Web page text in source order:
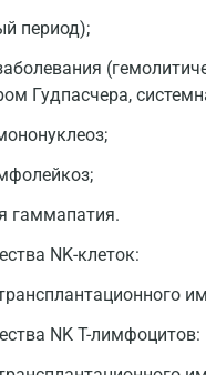
период);
Гудпасчера,
гаммапатия.
NK-клеток:
NK T-лимфоцитов: